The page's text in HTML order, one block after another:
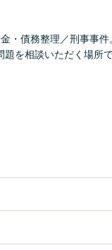
・債務整理／刑事事件
を相談いただく場所で